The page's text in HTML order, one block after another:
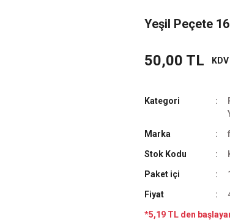
Yeşil Peçete 16
50,00 TL
Kategori
Marka
Stok Kodu
Paket içi
Fiyat
*5,19 TL den